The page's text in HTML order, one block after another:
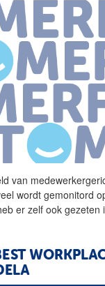
van
wordt gemonitord
er zelf ook gezeten